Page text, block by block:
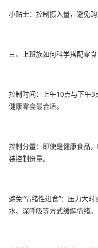
小贴士：控制摄入量，避免购
三、上班族如何科学搭配零食
控制时间：上午10点与下午
健康零食最合适。
控制分量：即使是健康食品
装控制份量。
避免“情绪性进食”：压力大
水、深呼吸等方式缓解情绪。